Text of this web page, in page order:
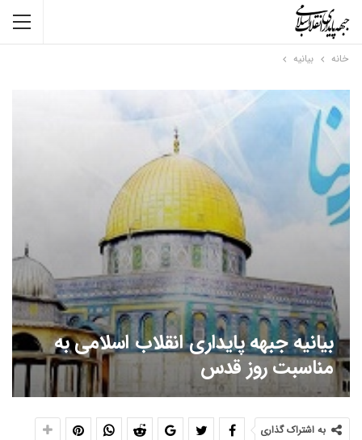
خانه بیانیه
بیانیه جبهه پایداری انقلاب اسلامی به
مناسبت روز قدس
به اشتراک گذاری